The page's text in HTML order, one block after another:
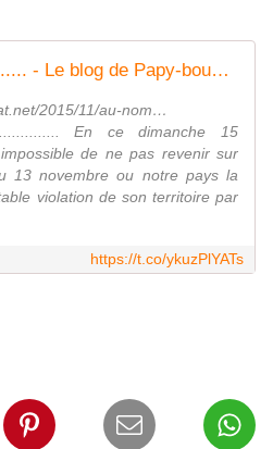
Au nom de quoi ?............ - Le blog de Papy-bougnat
2015/11/au-nom…
En ce dimanche 15
de ne pas revenir sur
13 novembre ou notre pays la
violation de son territoire par
https://t.co/ykuzPlYATs